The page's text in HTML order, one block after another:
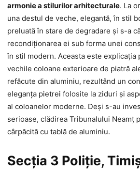
armonie a stilurilor arhitecturale. La
una destul de veche, elegantă, în stil
preluată în stare de degradare și s-a
recondiționarea ei sub forma unei
în stil modern. Aceasta este explicația
vechile coloane exterioare de piatră
refăcute din aluminiu, rezultând un
eleganța pietrei folosite la ziduri și
al coloanelor moderne. Deși s-au
serioase, clădirea Tribunalului Neamț
cârpăcită cu tablă de aluminiu.
Secția 3 Poliție,